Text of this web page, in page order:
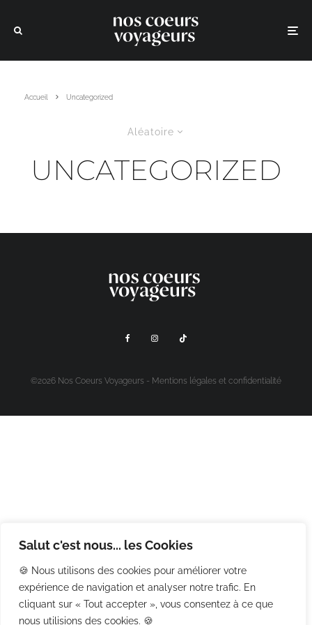
Salut c'est nous... les Cookies
🍪 Nous utilisons des cookies pour améliorer votre
expérience de navigation et analyser notre trafic. En
cliquant sur « Tout accepter », vous consentez à ce que
nous utilisions des cookies. 🍪
Accueil Uncategorized
Aléatoire
UNCATEGORIZED
©2026 Nos Coeurs Voyageurs - Mentions légales et confidentialité